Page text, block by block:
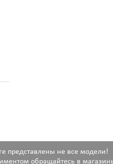
представлены не все модели!
обращайтесь в